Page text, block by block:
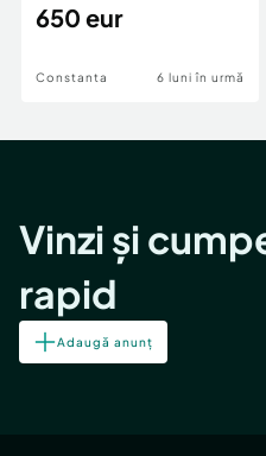
D24 si D25
650 eur
Constanta 6 luni în urmă
Vinzi și
rapid
Adaugă anunț